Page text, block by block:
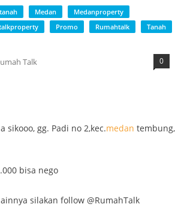
Medan
Medanproperty
Promo Rumahtalk
Tanah
Talk 0
sikooo, gg. Padi no 2,kec.medan tembung,
bisa nego
silakan follow @RumahTalk